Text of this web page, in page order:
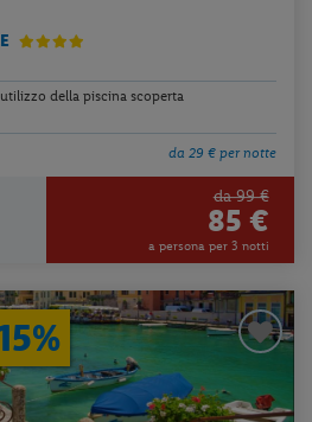
della piscina scoperta
da 29 € per notte
da 99 €
85 €
a persona per 3 notti